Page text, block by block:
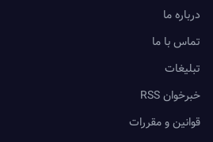
درباره ما
تماس با ما
تبلیغات
خبرخوان RSS
قوانین و مقررات